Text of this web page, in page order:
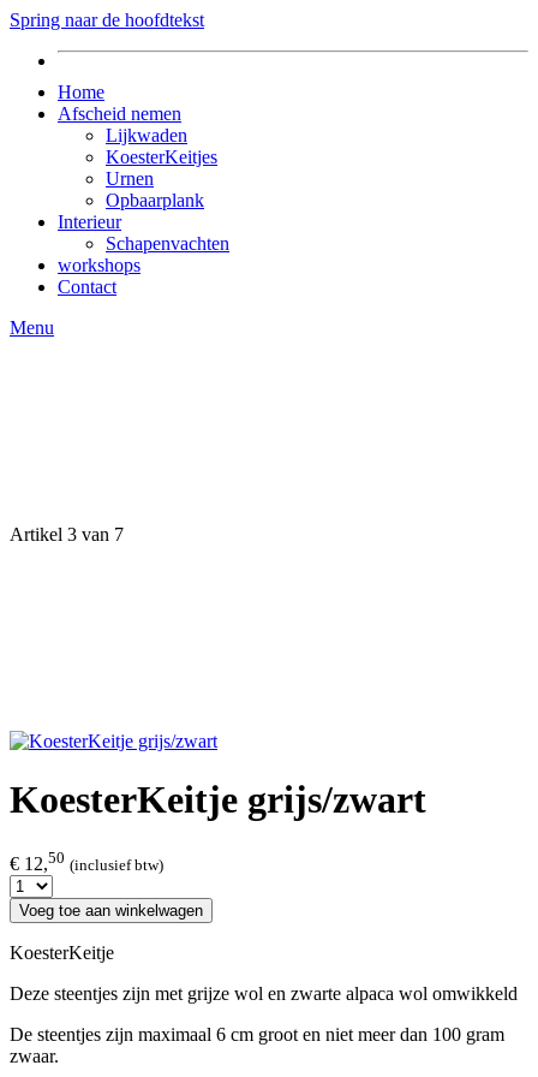
Spring naar de hoofdtekst
Home
Afscheid nemen
Lijkwaden
KoesterKeitjes
Urnen
Opbaarplank
Interieur
Schapenvachten
workshops
Contact
Menu
Artikel 3 van 7
KoesterKeitje grijs/zwart
€ 12,50 (inclusief btw)
Voeg toe aan winkelwagen
KoesterKeitje
Deze steentjes zijn met grijze wol en zwarte alpaca wol omwikkeld
De steentjes zijn maximaal 6 cm groot en niet meer dan 100 gram
zwaar.